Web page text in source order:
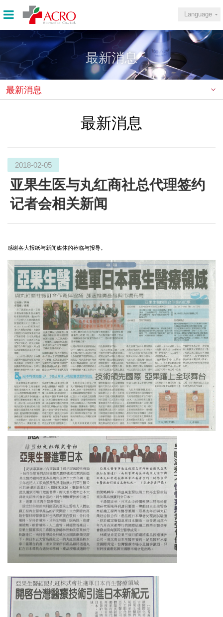
Language
最新消息
最新消息
最新消息
2018-02-05
亚果生医与丸红商社总代理签约
记者会相关新闻
感谢各大报纸与新闻媒体的莅临与报导。